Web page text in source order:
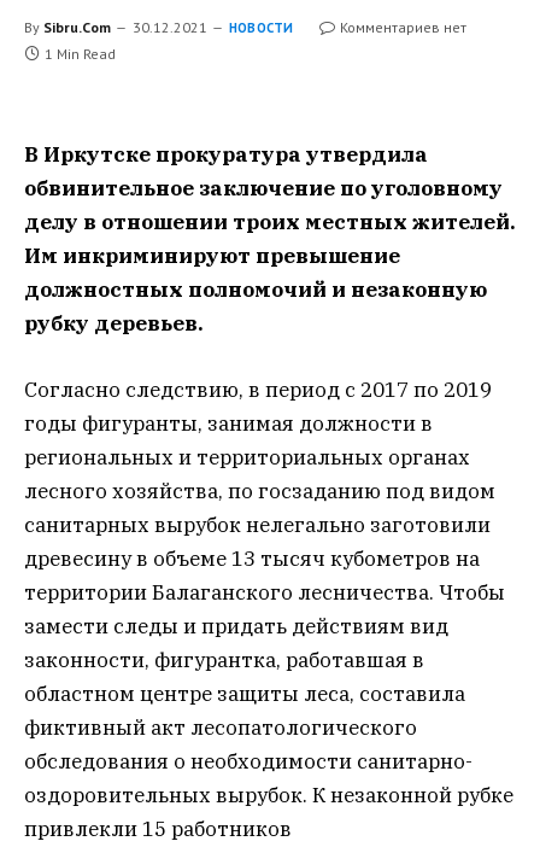
By Sibru.Com 30.12.2021 НОВОСТИ
Комментариев нет
1 Min Read
В Иркутске прокуратура утвердила
обвинительное заключение по уголовному
делу в отношении троих местных жителей.
Им инкриминируют превышение
должностных полномочий и незаконную
рубку деревьев.
Согласно следствию, в период с 2017 по 2019
годы фигуранты, занимая должности в
региональных и территориальных органах
лесного хозяйства, по госзаданию под видом
санитарных вырубок нелегально заготовили
древесину в объеме 13 тысяч кубометров на
территории Балаганского лесничества. Чтобы
замести следы и придать действиям вид
законности, фигурантка, работавшая в
областном центре защиты леса, составила
фиктивный акт лесопатологического
обследования о необходимости санитарно-
оздоровительных вырубок. К незаконной рубке
привлекли 15 работников